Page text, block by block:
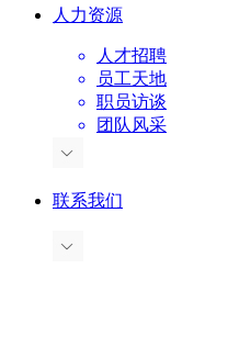
人力资源
人才招聘
员工天地
职员访谈
团队风采
联系我们